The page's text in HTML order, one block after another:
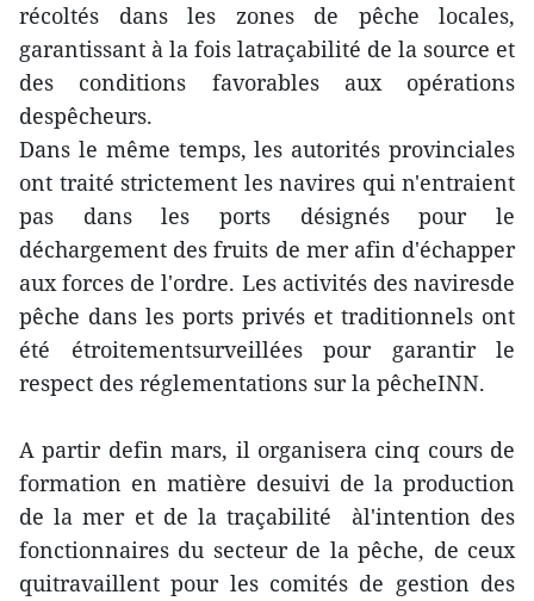
récoltés dans les zones de pêche locales,
garantissant à la fois latraçabilité de la source et
des conditions favorables aux opérations
despêcheurs.
Dans le même temps, les autorités provinciales
ont traité strictement les navires qui n'entraient
pas dans les ports désignés pour le
déchargement des fruits de mer afin d'échapper
aux forces de l'ordre. Les activités des naviresde
pêche dans les ports privés et traditionnels ont
été étroitementsurveillées pour garantir le
respect des réglementations sur la pêcheINN.
A partir defin mars, il organisera cinq cours de
formation en matière desuivi de la production
de la mer et de la traçabilité àl'intention des
fonctionnaires du secteur de la pêche, de ceux
quitravaillent pour les comités de gestion des